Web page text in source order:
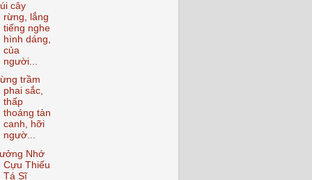
cây
rừng, lắng
tiếng nghe
hình dáng,
của
người...
trầm
phai sắc,
thấp
thoáng tàn
canh, hỡi
ngườ...
Nhớ
Cựu Thiếu
Tá Sĩ